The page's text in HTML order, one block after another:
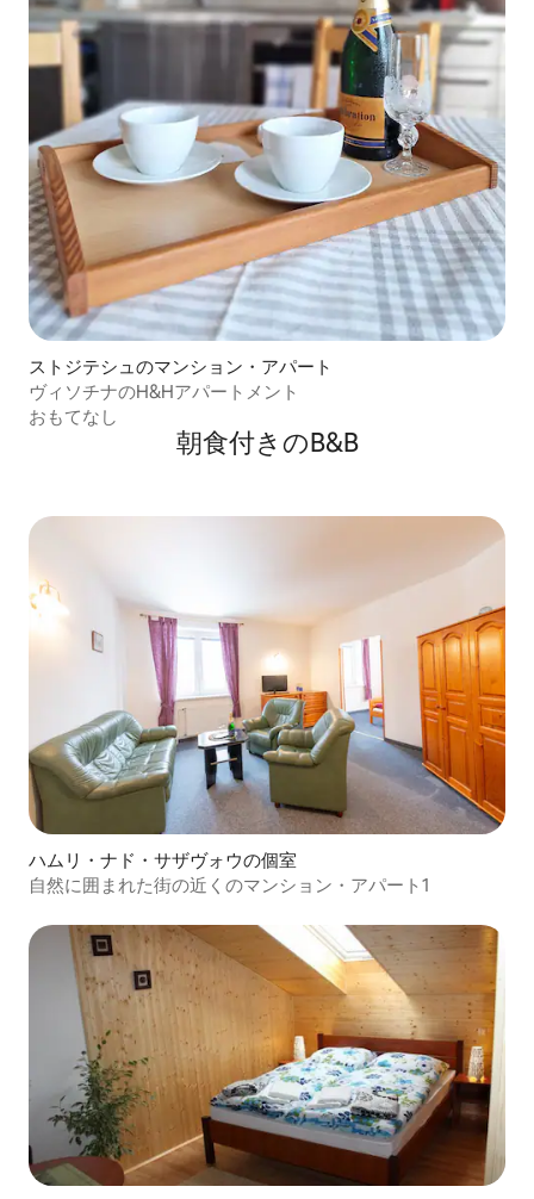
ストジテシュのマンション・アパート
ヴィソチナのH&Hアパートメント
おもてなし
朝食付きのB&B
ハムリ・ナド・サザヴォウの個室
自然に囲まれた街の近くのマンション・アパート1